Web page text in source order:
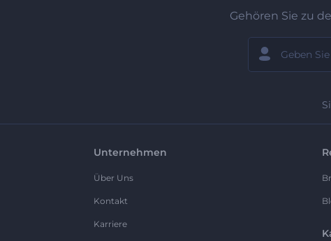
Gehören Sie zu
Unternehmen
Über Uns
Kontakt
Karriere